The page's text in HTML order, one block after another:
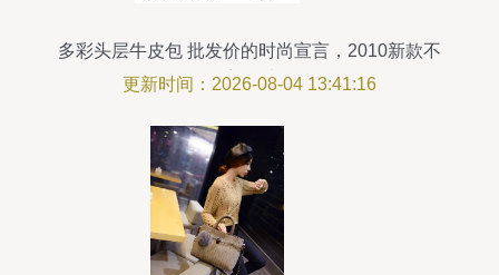
多彩头层牛皮包 批发价的时尚宣言，2010新款不
容错过
更新时间：2026-08-04 13:41:16